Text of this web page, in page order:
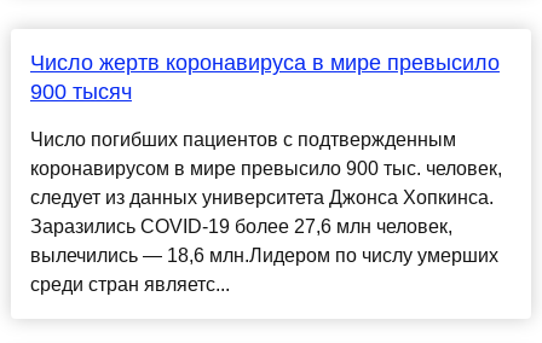
Число жертв коронавируса в мире превысило
900 тысяч
Число погибших пациентов с подтвержденным
коронавирусом в мире превысило 900 тыс. человек,
следует из данных университета Джонса Хопкинса.
Заразились COVID-19 более 27,6 млн человек,
вылечились — 18,6 млн.Лидером по числу умерших
среди стран являетс...